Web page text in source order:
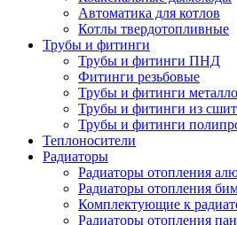
Автоматика для котлов
Котлы твердотопливные
Трубы и фитинги
Трубы и фитинги ПНД
Фитинги резьбовые
Трубы и фитинги
Трубы и фитинги из
Трубы и фитинги
Теплоносители
Радиаторы
Радиаторы отопления
Радиаторы отопления
Комплектующие к
Радиаторы отопления